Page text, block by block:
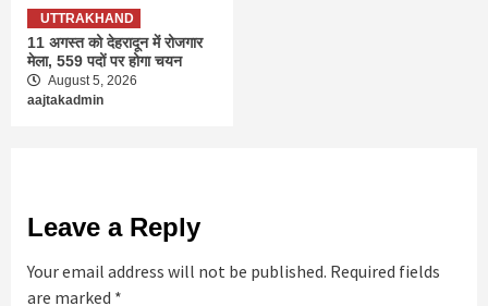
UTTRAKHAND
11 अगस्त को देहरादून में रोजगार
मेला, 559 पदों पर होगा चयन
August 5, 2026
aajtakadmin
Leave a Reply
Your email address will not be published. Required fields
are marked *